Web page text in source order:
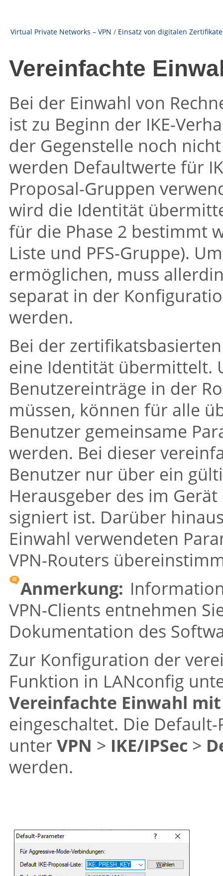
Virtual Private Networks – VPN / Einsatz von digitalen
Vereinfachte
Bei der Einwahl von
ist zu Beginn der IKE-
der Gegenstelle noch
werden Defaultwerte für
Proposal-Gruppen
wird die Identität
für die Phase 2 bestimmt
Liste und PFS-Gruppe).
ermöglichen, muss
separat in der
werden.
Bei der
eine Identität übermittelt.
Benutzereinträge in der
müssen, können für alle
Benutzer gemeinsame
werden. Bei dieser
Benutzer nur über ein
Herausgeber des im
signiert ist. Darüber
Einwahl verwendeten
VPN-Routers
Anmerkung:
VPN-Clients entnehmen
Dokumentation des
Zur Konfiguration der
Funktion in LANconfig
Vereinfachte Einwahl
eingeschaltet. Die
unterVPN > IKE/IPSec >
werden.